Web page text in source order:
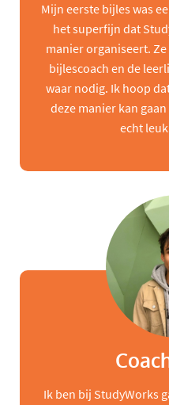
Mijn eerste bijles was
het superfijn dat
manier organiseert.
bijlescoach en de
waar nodig. Ik hoop
deze manier kan
echt
Ik ben bij StudyWorks